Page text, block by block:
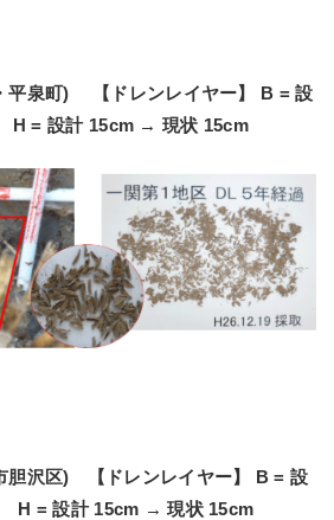
平泉町) 【ドレンレイヤー】 B = 設
= 設計 15cm → 現状 15cm
胆沢区) 【ドレンレイヤー】 B = 設
= 設計 15cm → 現状 15cm